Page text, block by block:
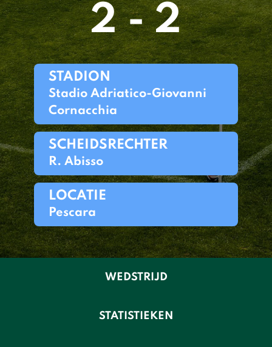
2 - 2
STADION
Stadio Adriatico-Giovanni
Cornacchia
SCHEIDSRECHTER
R. Abisso
LOCATIE
Pescara
WEDSTRIJD
STATISTIEKEN